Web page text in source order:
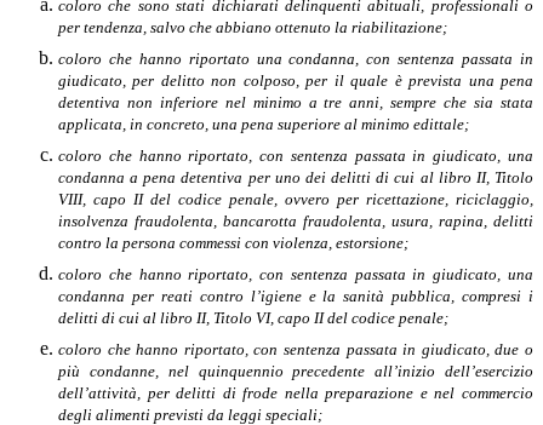
coloro che sono stati dichiarati delinquenti abituali, professionali o
per tendenza, salvo che abbiano ottenuto la riabilitazione;
coloro che hanno riportato una condanna, con sentenza passata in
giudicato, per delitto non colposo, per il quale è prevista una pena
detentiva non inferiore nel minimo a tre anni, sempre che sia stata
applicata, in concreto, una pena superiore al minimo edittale;
coloro che hanno riportato, con sentenza passata in giudicato, una
condanna a pena detentiva per uno dei delitti di cui al libro II, Titolo
VIII, capo II del codice penale, ovvero per ricettazione, riciclaggio,
insolvenza fraudolenta, bancarotta fraudolenta, usura, rapina, delitti
contro la persona commessi con violenza, estorsione;
coloro che hanno riportato, con sentenza passata in giudicato, una
condanna per reati contro l’igiene e la sanità pubblica, compresi i
delitti di cui al libro II, Titolo VI, capo II del codice penale;
coloro che hanno riportato, con sentenza passata in giudicato, due o
più condanne, nel quinquennio precedente all’inizio dell’esercizio
dell’attività, per delitti di frode nella preparazione e nel commercio
degli alimenti previsti da leggi speciali;